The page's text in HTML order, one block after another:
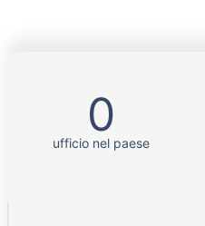
0
ufficio nel paese